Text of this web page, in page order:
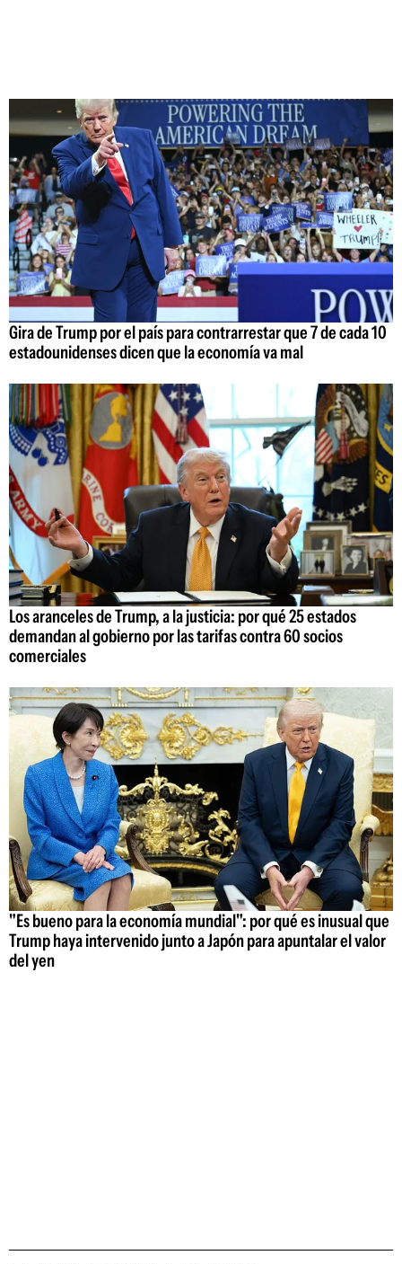
Gira de Trump por el país para contrarrestar que 7 de cada 10
estadounidenses dicen que la economía va mal
Los aranceles de Trump, a la justicia: por qué 25 estados
demandan al gobierno por las tarifas contra 60 socios
comerciales
"Es bueno para la economía mundial": por qué es inusual que
Trump haya intervenido junto a Japón para apuntalar el valor
del yen